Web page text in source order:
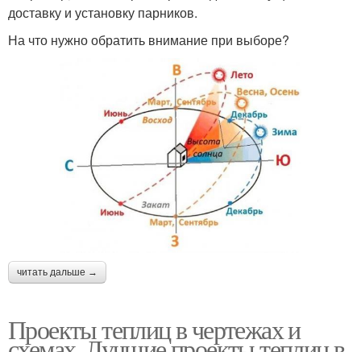
Удобная теплица
Односкатная теплица
Теплица с деревянным
каркасом
Деревянная теплица Пристенная теплица
Пристенные теплицы
доставку и установку парников.
На что нужно обратить внимание при выборе?
читать дальше →
Проекты теплиц в чертежах и